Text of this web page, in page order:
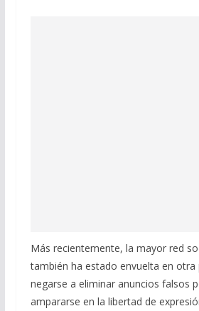
Más recientemente, la mayor red
también ha estado envuelta en otra
negarse a eliminar anuncios falsos
ampararse en la libertad de